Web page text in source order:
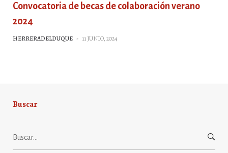
Convocatoria de becas de colaboración verano
2024
HERRERADELDUQUE - 11 JUNIO, 2024
Buscar